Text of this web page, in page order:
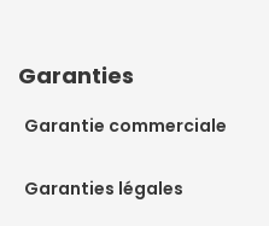
Garanties
Garantie commerciale
Garanties légales